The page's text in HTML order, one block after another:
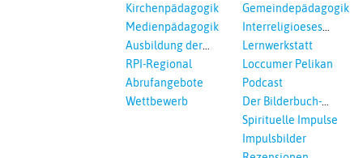
Interreligöses Lernen
Kirchenpädagogik
Medienpädagogik
Ausbildung der
Vikar*innen
RPI-Regional
Abrufangebote
Wettbewerb
Gemeindepädagogik
Interreligioeses
Lernen
Lernwerkstatt
Loccumer Pelikan
Podcast
Der Bilderbuch-
Podcast
Spirituelle Impulse
Impulsbilder